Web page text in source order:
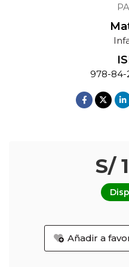
978-84-
S/
Añadir a